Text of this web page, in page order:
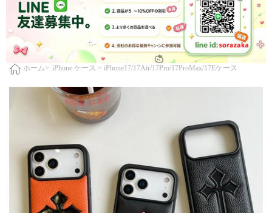
ホーム> iPhone ケース > iPhone17/17Air/17Pro/17ProMax/17Eケース